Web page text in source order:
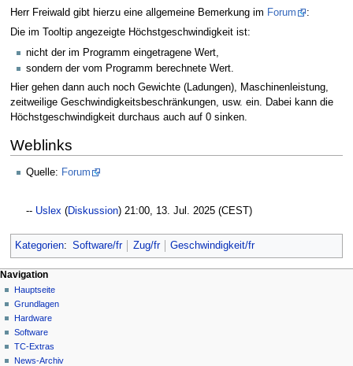
Herr Freiwald gibt hierzu eine allgemeine Bemerkung im Forum
:
Die im Tooltip angezeigte Höchstgeschwindigkeit ist:
nicht der im Programm eingetragene Wert,
sondern der vom Programm berechnete Wert.
Hier gehen dann auch noch Gewichte (Ladungen), Maschinenleistung,
zeitweilige Geschwindigkeitsbeschränkungen, usw. ein. Dabei kann die
Höchstgeschwindigkeit durchaus auch auf 0 sinken.
Weblinks
Quelle: Forum
-- Uslex (Diskussion) 21:00, 13. Jul. 2025 (CEST)
Kategorien: Software/fr Zug/fr Geschwindigkeit/fr
N
a
v
g
Seitenaktionen
Seite
Diskussion
Lesen
Quelltext
anzeigen
Versionsgeschichte
Meine Werkzeuge
Deutsch
Anmelden
Navigation
Hauptseite
Grundlagen
Hardware
Software
TC-Extras
News-Archiv